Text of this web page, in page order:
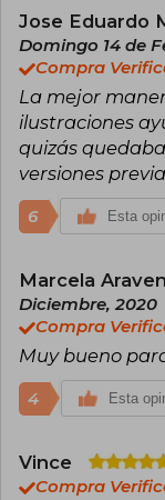
de
600
el
En
con
que
con
Jose Eduardo
Domingo 14 de
Compra
La mejor
ilustraciones
quizás
versiones
6 Esta
Marcela
Diciembre, 2020
Compra
Muy bueno
4 Esta
Vince
Compra